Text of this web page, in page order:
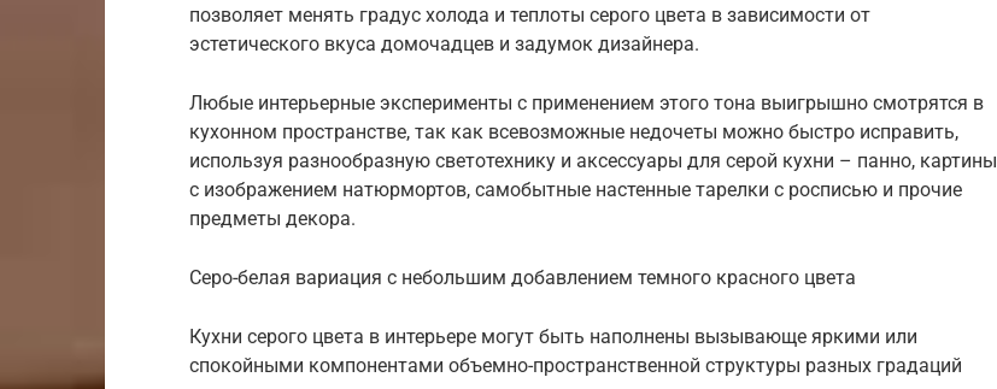
позволяет менять градус холода и теплоты серого цвета в зависимости от
эстетического вкуса домочадцев и задумок дизайнера.
Любые интерьерные эксперименты с применением этого тона выигрышно смотрятся в
кухонном пространстве, так как всевозможные недочеты можно быстро исправить,
используя разнообразную светотехнику и аксессуары для серой кухни – панно, картины
с изображением натюрмортов, самобытные настенные тарелки с росписью и прочие
предметы декора.
Серо-белая вариация с небольшим добавлением темного красного цвета
Кухни серого цвета в интерьере могут быть наполнены вызывающе яркими или
спокойными компонентами объемно-пространственной структуры разных градаций